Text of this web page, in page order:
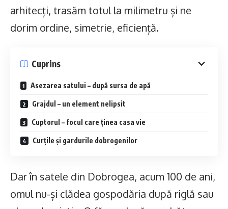
arhitecți, trasăm totul la milimetru și ne
dorim ordine, simetrie, eficiență.
Cuprins
Asezarea satului – după sursa de apă
Grajdul – un element nelipsit
Cuptorul – focul care ținea casa vie
Curțile și gardurile dobrogenilor
Dar în satele din Dobrogea, acum 100 de ani,
omul nu-și clădea gospodăria după riglă sau